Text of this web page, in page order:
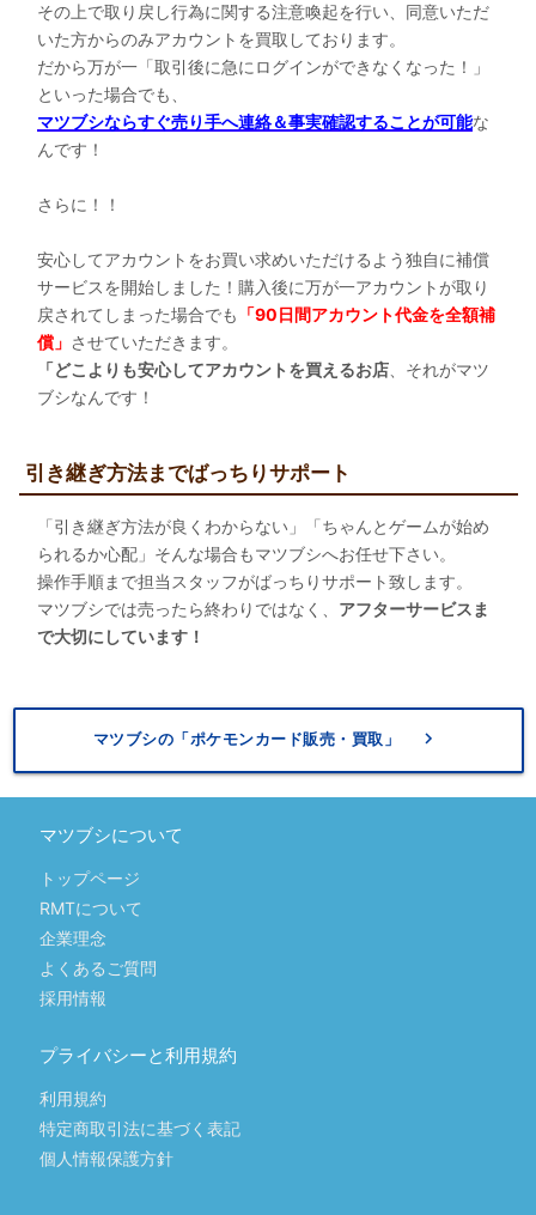
その上で取り戻し行為に関する注意喚起を行い、同意いただ
いた方からのみアカウントを買取しております。
だから万が一「取引後に急にログインができなくなった！」
といった場合でも、
マツブシならすぐ売り手へ連絡＆事実確認することが可能な
んです！
さらに！！
安心してアカウントをお買い求めいただけるよう独自に補償
サービスを開始しました！購入後に万が一アカウントが取り
戻されてしまった場合でも 「90日間アカウント代金を全額補
償」 させていただきます。
「どこよりも安心してアカウントを買えるお店、それがマツ
ブシなんです！
引き継ぎ方法までばっちりサポート
「引き継ぎ方法が良くわからない」「ちゃんとゲームが始め
られるか心配」そんな場合もマツブシへお任せ下さい。
操作手順まで担当スタッフがばっちりサポート致します。
マツブシでは売ったら終わりではなく、 アフターサービスま
で大切にしています！
マツブシの「ポケモンカード販売・買取」 keyboard_arrow_right
マツブシについて
トップページ
RMTについて
企業理念
よくあるご質問
採用情報
プライバシーと利用規約
利用規約
特定商取引法に基づく表記
個人情報保護方針